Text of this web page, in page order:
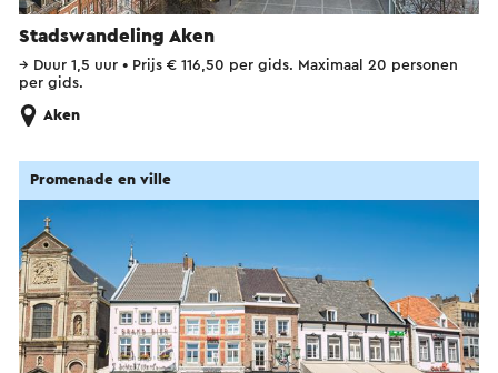
Stadswandeling Aken
→ Duur 1,5 uur • Prijs € 116,50 per gids. Maximaal 20 personen
per gids.
Aken
Promenade en ville